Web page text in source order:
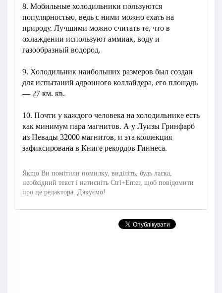
8. Мобильные холодильники пользуются
популярностью, ведь с ними можно ехать на
природу. Лучшими можно считать те, что в
охлаждении используют аммиак, воду и
газообразный водород.
9. Холодильник наибольших размеров был создан
для испытаний адронного коллайдера, его площадь
— 27 км. кв.
10. Почти у каждого человека на холодильнике есть
как минимум пара магнитов. А у Луизы Гринфарб
из Невады 32000 магнитов, и эта коллекция
зафиксирована в Книге рекордов Гиннеса.
Якщо Ви помітили помилку, виділіть, будь ласка,
необхідний текст і натисніть Ctrl+Enter, щоб повідомити
про це редактора. Дякуємо!